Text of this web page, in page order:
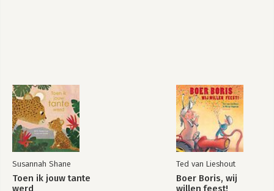
Susannah Shane
Toen ik jouw tante
werd
Ted van Lieshout
Boer Boris, wij
willen feest!